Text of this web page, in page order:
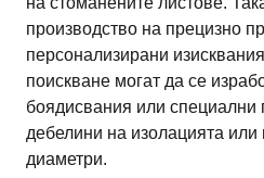
производство на прецизно
персонализирани
поискване могат да се
боядисвания или специални
дебелини на изолацията или
диаметри.